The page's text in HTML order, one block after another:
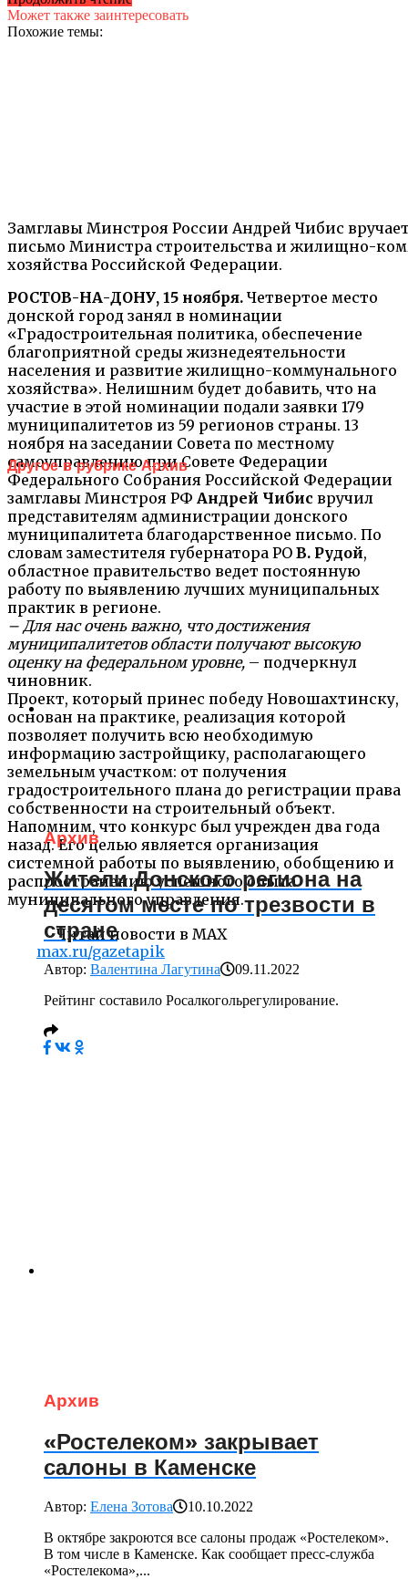
Замглавы Минстроя России Андрей Чибис
письмо Министра строительства и жилищно-
хозяйства Российской Федерации.
РОСТОВ-НА-ДОНУ, 15 ноября. Четвертое место
донской город занял в номинации
«Градостроительная политика, обеспечение
благоприятной среды жизнедеятельности
населения и развитие жилищно-коммунального
хозяйства». Нелишним будет добавить, что на
участие в этой номинации подали заявки 179
муниципалитетов из 59 регионов страны. 13
ноября на заседании Совета по местному
самоуправлению при Совете Федерации
Федерального Собрания Российской Федерации
замглавы Минстроя РФ Андрей Чибис вручил
представителям администрации донского
муниципалитета благодарственное письмо. По
словам заместителя губернатора РО В. Рудой,
областное правительство ведет постоянную
работу по выявлению лучших муниципальных
практик в регионе.
– Для нас очень важно, что достижения
муниципалитетов области получают высокую
оценку на федеральном уровне, – подчеркнул
чиновник.
Проект, который принес победу Новошахтинску,
основан на практике, реализация которой
позволяет получить всю необходимую
информацию застройщику, располагающего
земельным участком: от получения
градостроительного плана до регистрации права
собственности на строительный объект.
Напомним, что конкурс был учрежден два года
назад. Его целью является организация
системной работы по выявлению, обобщению и
распространению успешного опыта
муниципального управления.
Читай новости в MAX
max.ru/gazetapik
Может также заинтересовать
Похожие темы:
Другое в рубрике Архив
Архив
Жители Донского региона на
десятом месте по трезвости в
стране
Автор: Валентина Лагутина
09.11.2022
Рейтинг составило Росалкогольрегулирование.
Архив
«Ростелеком» закрывает
салоны в Каменске
Автор: Елена Зотова
10.10.2022
В октябре закроются все салоны продаж «Ростелеком».
В том числе в Каменске. Как сообщает пресс-служба
«Ростелекома»,...